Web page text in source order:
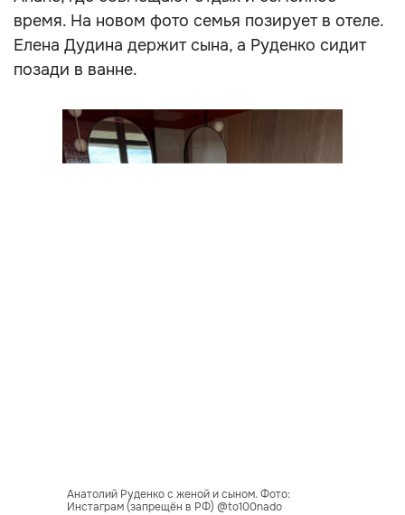
время. На новом фото семья позирует в отеле.
Елена Дудина держит сына, а Руденко сидит
позади в ванне.
Анатолий Руденко с женой и сыном. Фото:
Инстаграм (запрещён в РФ) @to100nado